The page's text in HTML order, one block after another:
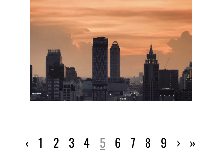
‹ 1 2 3 4 5 6 7 8 9 › »